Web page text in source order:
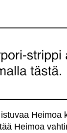
Heimoa
Heimoa